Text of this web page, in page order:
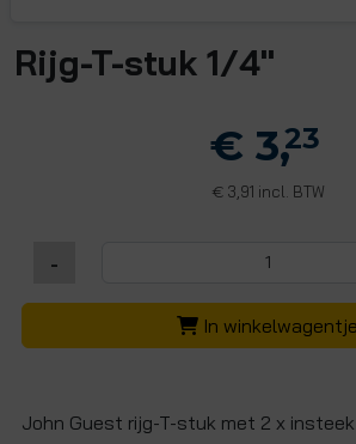
Rijg-T-stuk 1/4"
€ 3,23
€3,91 incl. BTW
-
In winkelwagentje
John Guest rijg-T-stuk met 2 x